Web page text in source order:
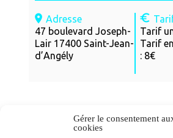
Gérer le consentement
cookies
Adresse
47 boulevard Joseph-
Lair 17400 Saint-Jean-
d’Angély
Tarif
Tarif
: 8€